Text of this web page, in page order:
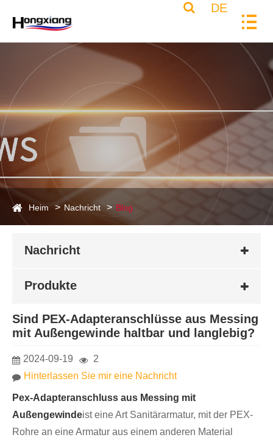
DE
Heim Nachricht Blog
Nachricht
Produkte
Sind PEX-Adapteranschlüsse aus Messing
mit Außengewinde haltbar und langlebig?
2024-09-19
2
Hinterlassen Sie mir eine Nachricht
Pex-Adapteranschluss aus Messing mit
Außengewindeist eine Art Sanitärarmatur, mit der PEX-
Rohre an eine Armatur aus einem anderen Material